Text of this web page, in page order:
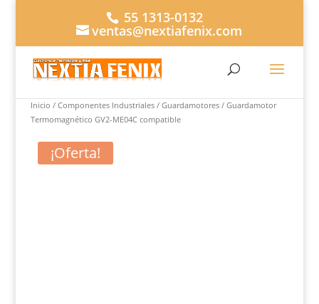
55 1313-0132
ventas@nextiafenix.com
Inicio / Componentes Industriales/ Guardamotores/ Guardamotor
Termomagnético GV2-ME04C compatible
¡Oferta!